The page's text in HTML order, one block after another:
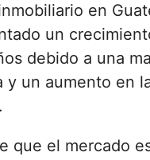
en
un
debido a una
y un aumento en
que el mercado